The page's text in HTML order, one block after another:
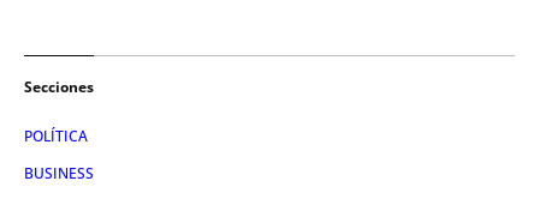
Secciones
POLÍTICA
BUSINESS